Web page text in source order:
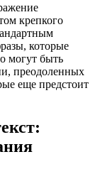
крепкого
которые
могут быть
преодоленных
еще предстоит